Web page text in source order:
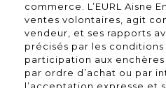
commerce. L’EURL Aisne
ventes volontaires, agit
vendeur, et ses rapports
précisés par les
participation aux
par ordre d’achat ou par